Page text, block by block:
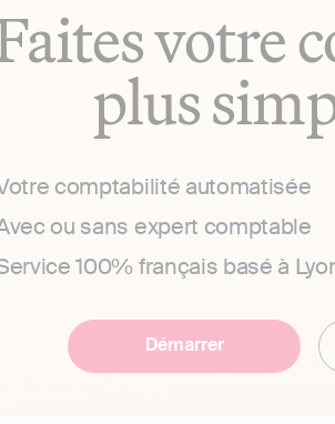
votre
plus
comptabilité automatisée
ou sans expert comptable
100% français basé à
Démarrer